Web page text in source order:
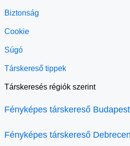
Biztonság
Cookie
Súgó
Társkereső tippek
Társkeresés régiók szerint
Fényképes társkereső Budapest
Fényképes társkereső Debrecen